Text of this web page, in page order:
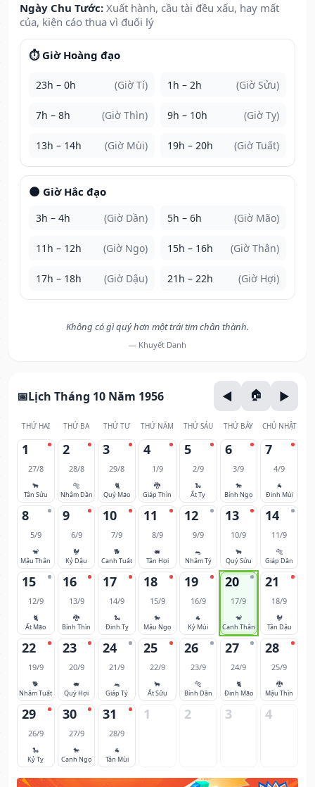
Ngày Chu Tước: Xuất hành, cầu tài đều xấu, hay mất
của, kiện cáo thua vì đuối lý
⏱️ Giờ Hoàng đạo
23h – 0h (Giờ Tí) 1h – 2h (Giờ Sửu)
7h – 8h (Giờ Thìn) 9h – 10h (Giờ Tỵ)
13h – 14h (Giờ Mùi) 19h – 20h (Giờ Tuất)
🌑 Giờ Hắc đạo
3h – 4h (Giờ Dần) 5h – 6h (Giờ Mão)
11h – 12h (Giờ Ngọ) 15h – 16h (Giờ Thân)
17h – 18h (Giờ Dậu) 21h – 22h (Giờ Hợi)
Không có gì quý hơn một trái tim chân thành.
— Khuyết Danh
Lịch Tháng 10 Năm 1956
THỨ HAI THỨ BA THỨ TƯ THỨ NĂM THỨ SÁU THỨ BẢY CHỦ NHẬT
1
27/8
🐂
Tân Sửu
2
28/8
🐅
Nhâm Dần
3
29/8
🐈
Quý Mão
4
1/9
🐉
Giáp Thìn
5
2/9
🐍
Ất Tỵ
6
3/9
🐎
Bính Ngọ
7
4/9
🐐
Đinh Mùi
8
5/9
🐒
Mậu Thân
9
6/9
🐓
Kỷ Dậu
10
7/9
🐕
Canh Tuất
11
8/9
🐖
Tân Hợi
12
9/9
🐀
Nhâm Tý
13
10/9
🐂
Quý Sửu
14
11/9
🐅
Giáp Dần
15
12/9
🐈
Ất Mão
16
13/9
🐉
Bính Thìn
17
14/9
🐍
Đinh Tỵ
18
15/9
🐎
Mậu Ngọ
19
16/9
🐐
Kỷ Mùi
20
17/9
🐒
Canh Thân
21
18/9
🐓
Tân Dậu
22
19/9
🐕
Nhâm Tuất
23
20/9
🐖
Quý Hợi
24
21/9
🐀
Giáp Tý
25
22/9
🐂
Ất Sửu
26
23/9
🐅
Bính Dần
27
24/9
🐈
Đinh Mão
28
25/9
🐉
Mậu Thìn
29
26/9
🐍
Kỷ Tỵ
30
27/9
🐎
Canh Ngọ
31
28/9
🐐
Tân Mùi
1 2 3 4